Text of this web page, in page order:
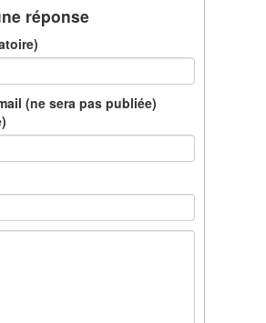
réponse
(ne sera pas publiée)